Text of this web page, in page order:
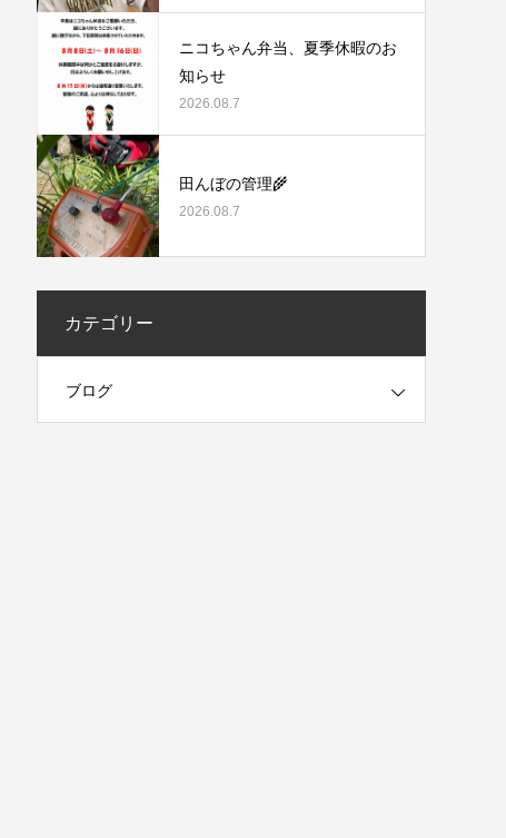
ニコちゃん弁当、夏季休暇のお
知らせ
2026.08.7
田んぼの管理🌾
2026.08.7
カテゴリー
ブログ